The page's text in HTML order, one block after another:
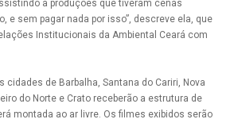
a produções que tiveram cenas
e sem pagar nada por isso”, descreve ela, que
Institucionais da Ambiental Ceará com
cidades de Barbalha, Santana do Cariri, Nova
do Norte e Crato receberão a estrutura de
montada ao ar livre. Os filmes exibidos serão